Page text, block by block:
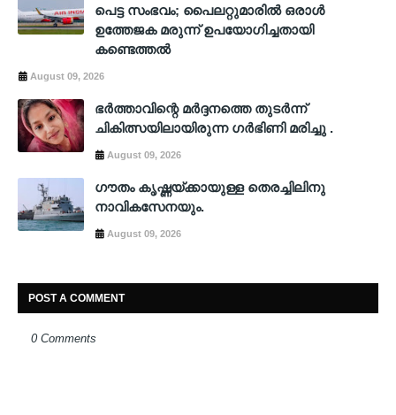
പെട്ട സംഭവം; പൈലറ്റുമാരിൽ ഒരാൾ
ഉത്തേജക മരുന്ന് ഉപയോഗിച്ചതായി
കണ്ടെത്തൽ
August 09, 2026
ഭർത്താവിന്റെ മർദ്ദനത്തെ തുടർന്ന്
ചികിത്സയിലായിരുന്ന ഗർഭിണി മരിച്ചു .
August 09, 2026
ഗൗതം കൃഷ്ണയ്ക്കായുള്ള തെരച്ചിലിനു
നാവികസേനയും.
August 09, 2026
POST A COMMENT
0 Comments